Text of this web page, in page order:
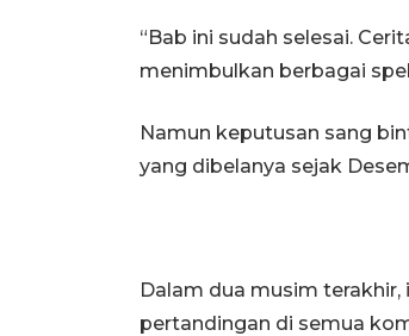
“Bab ini sudah selesai.
menimbulkan berbagai
Namun keputusan sang
yang dibelanya sejak
Dalam dua musim
pertandingan di semua